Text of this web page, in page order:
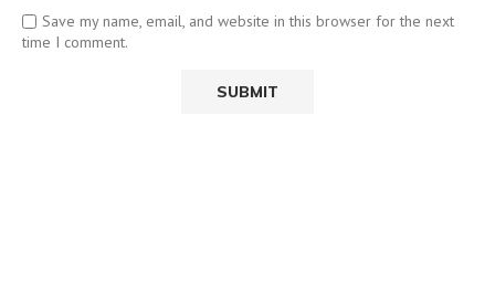
Save my name, email, and website in this browser for the next
time I comment.